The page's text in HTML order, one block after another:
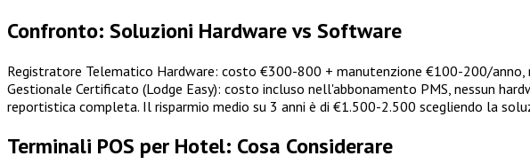
Confronto: Soluzioni Hardware vs Software
Registratore Telematico Hardware: costo €300-800 + manutenzione €100-200/
Gestionale Certificato (Lodge Easy): costo incluso nell'abbonamento PMS, nessun
reportistica completa. Il risparmio medio su 3 anni è di €1.500-2.500 scegliendo la
Terminali POS per Hotel: Cosa Considerare